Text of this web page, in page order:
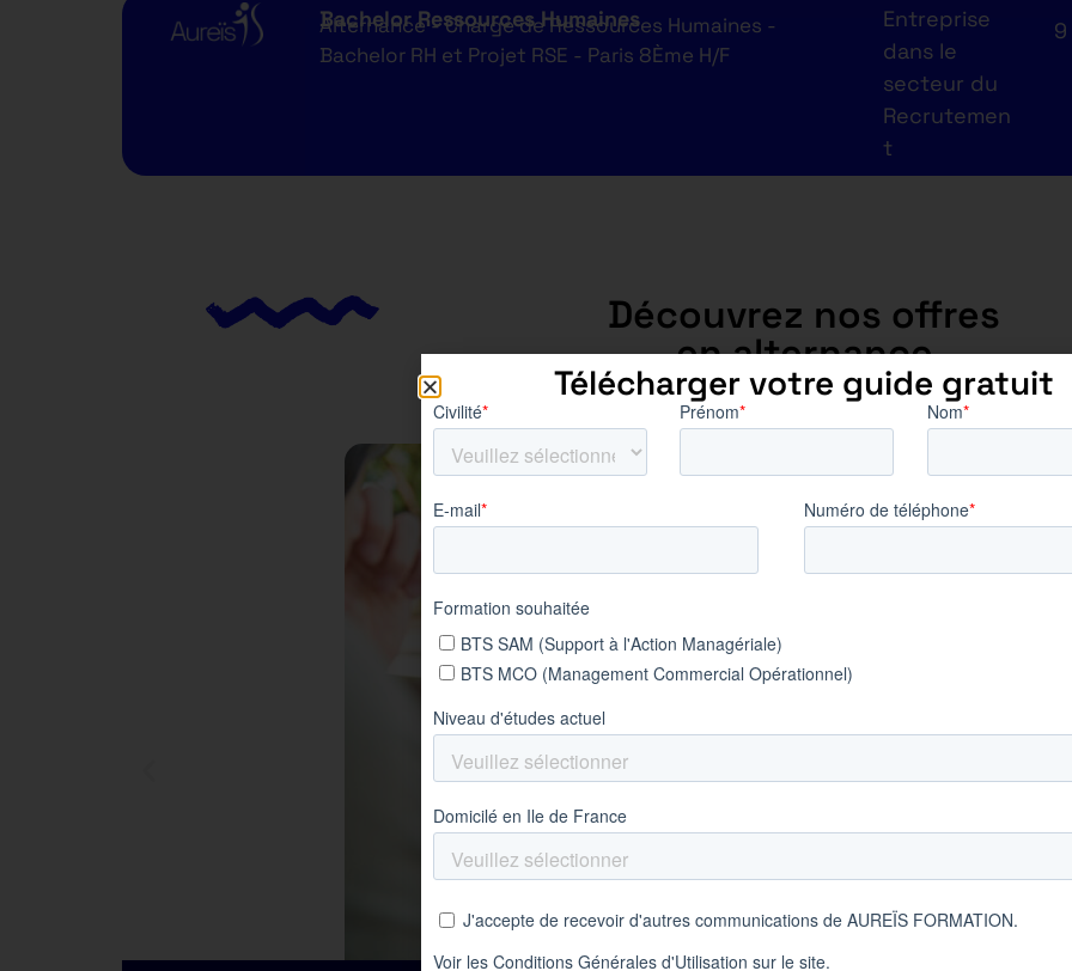
Bachelor Ressources Humaines
Alternance - Chargé de Ressources Humaines -
Bachelor RH et Projet RSE - Paris 8Ème H/F
Entreprise
dans le
secteur du
Recrutemen
t
Découvrez nos offres
en alternance
Télécharger votre guide gratuit